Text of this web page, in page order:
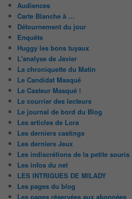
Audiences
Carte Blanche à …
Détournement du jour
Enquête
Huggy les bons tuyaux
L'analyse de Javier
La chroniquette du Matin
Le Candidat Masqué
Le Casteur Masqué !
Le courrier des lecteurs
Le journal de bord du Blog
Les articles de Lora
Les derniers castings
Les derniers Jeux
Les indiscrétions de la petite souris
Les infos du net
LES INTRIGUES DE MILADY
Les pages du blog
Les pages réservées aux abonnées